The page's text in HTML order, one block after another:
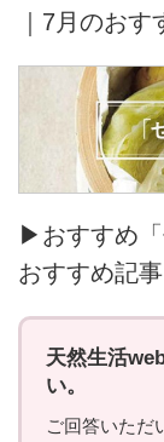
｜7月のおす
▶おすすめ
おすすめ記事